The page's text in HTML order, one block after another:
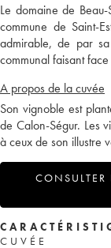
Le domaine de
commune de Saint-
admirable, de par
communal faisant
A propos de la cuvée
Son vignoble est
de Calon-Ségur. Les
à ceux de son illustre
CUVÉE